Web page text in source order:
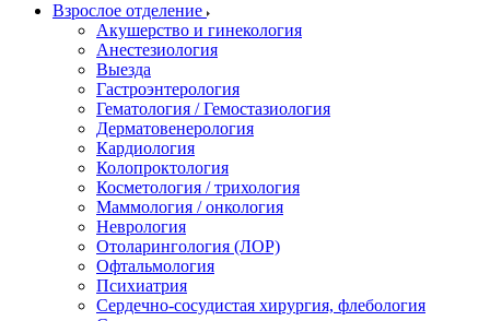
Взрослое отделение
Акушерство и гинекология
Анестезиология
Выезда
Гастроэнтерология
Гематология / Гемостазиология
Дерматовенерология
Кардиология
Колопроктология
Косметология / трихология
Маммология / онкология
Неврология
Отоларингология (ЛОР)
Офтальмология
Психиатрия
Сердечно-сосудистая хирургия, флебология